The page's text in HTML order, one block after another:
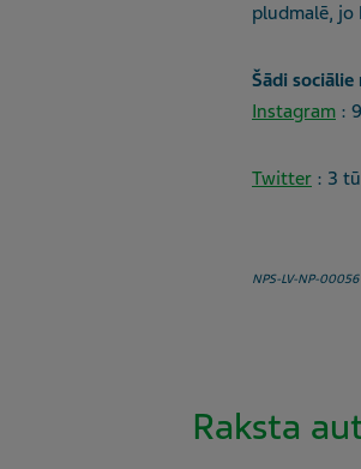
pludmalē, jo
Šādi sociālie
Instagram :
Twitter : 3
NPS-LV-NP-00056
Raksta